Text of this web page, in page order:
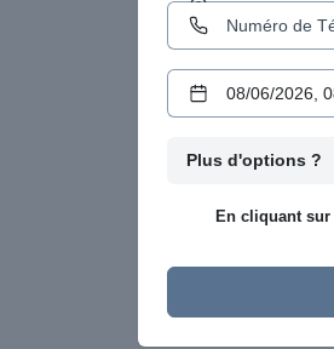
Plus d'options ?
En cliquant sur